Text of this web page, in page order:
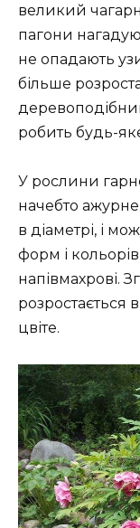
великий
пагони
не опадають
більше
робить будь-
У рослини
начебто
в діаметрі, і
форм і кольорів
напівмахрові.
розростається
цвіте.